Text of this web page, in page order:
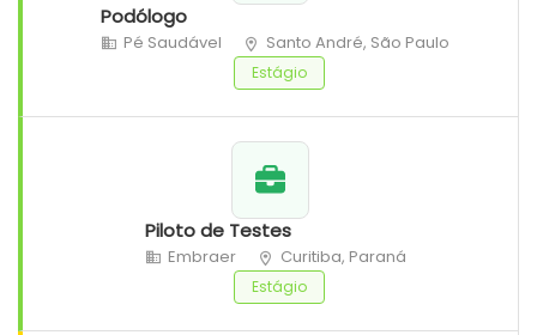
Podólogo
Pé Saudável Santo André, São Paulo
Estágio
Piloto de Testes
Embraer Curitiba, Paraná
Estágio